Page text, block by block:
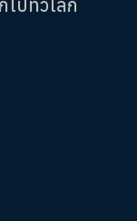
ไปทั่วโลก